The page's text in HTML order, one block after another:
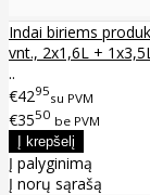
Indai biriems
vnt., 2x1,6L +
..
€4295su PVM
€3550 be PVM
Į palyginimą
Į norų sąrašą